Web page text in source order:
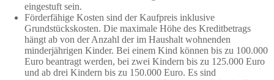
eingestuft sein.
Förderfähige Kosten sind der Kaufpreis inklusive
Grundstückskosten. Die maximale Höhe des Kreditbetrags
hängt ab von der Anzahl der im Haushalt wohnenden
minderjährigen Kinder. Bei einem Kind können bis zu 100.000
Euro beantragt werden, bei zwei Kindern bis zu 125.000 Euro
und ab drei Kindern bis zu 150.000 Euro. Es sind